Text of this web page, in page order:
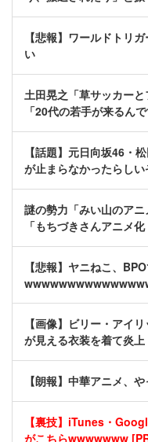
【悲報】ワールドトリ
い
土田晃之「草サッカー
「20代の若手が来るん
【話題】元日向坂46・
が止まらなかったらしい
謎の勢力「みい山のア
「もちづきさんアニメ
【悲報】ヤニねこ、
【画像】ビリー・アイ
が見える衣装を着て炎上
【朗報】中華アニメ、
【裏技】iTunes・
がこちらwwwwwww